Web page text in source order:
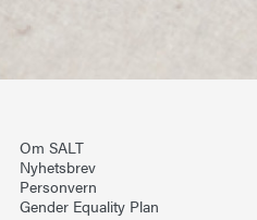
Om SALT
Nyhetsbrev
Personvern
Gender Equality Plan